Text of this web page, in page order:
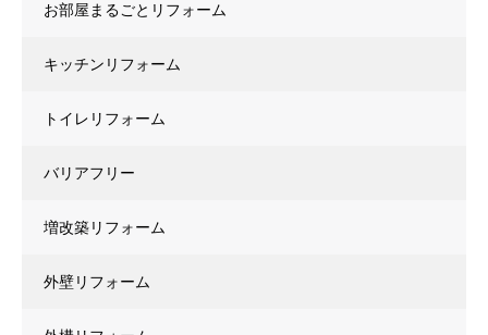
お部屋まるごとリフォーム
キッチンリフォーム
トイレリフォーム
バリアフリー
増改築リフォーム
外壁リフォーム